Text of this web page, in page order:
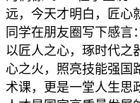
远，今天才明白，匠心
同学在朋友圈写下感言
以匠人之心，琢时代之
心之火，照亮技能强国
术课，更是一堂人生思